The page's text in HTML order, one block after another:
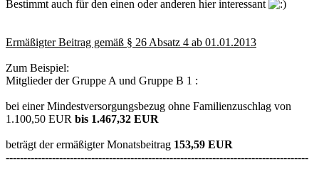
Bestimmt auch für den einen oder anderen hier interessant
Ermäßigter Beitrag gemäß § 26 Absatz 4 ab 01.01.2013
Zum Beispiel:
Mitglieder der Gruppe A und Gruppe B 1 :
bei einer Mindestversorgungsbezug ohne Familienzuschlag von
1.100,50 EUR bis 1.467,32 EUR
beträgt der ermäßigter Monatsbeitrag 153,59 EUR
-------------------------------------------------------------------------------------